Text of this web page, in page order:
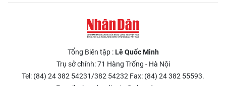
Tổng Biên tập :Lê Quốc Minh
Trụ sở chính: 71 Hàng Trống - Hà Nội
Tel: (84) 24 382 54231/382 54232 Fax: (84) 24 382 55593.